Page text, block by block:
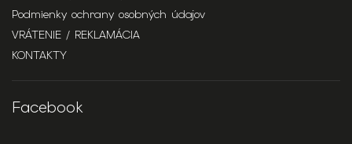
Podmienky ochrany osobných údajov
VRÁTENIE / REKLAMÁCIA
KONTAKTY
Facebook